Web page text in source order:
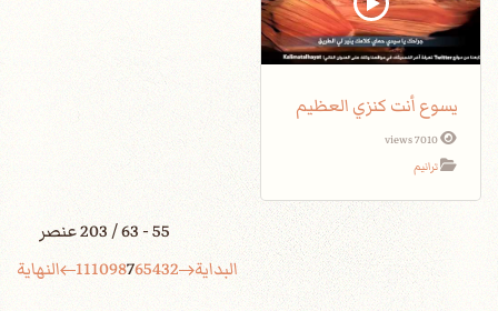
يسوع أنت كنزي العظيم
7010 views
ترانيم
55 - 63 / 203 عنصر
البداية
2
3
4
5
6
7
8
9
10
11 النهاية